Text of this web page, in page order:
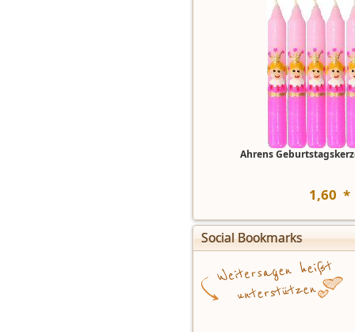
Ahrens
1,60 *
Social Bookmarks